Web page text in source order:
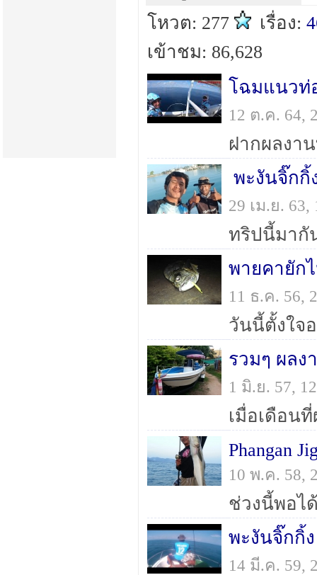
โหวต: 277 เรื่อง:
เข้าชม: 86,628
โฉมแนวท่
12 ต.ค. 64,
พะงันจิ๊กกิ้
29 เม.ย.
ทริปนี้มากั
พายคายัก
11 ธ.ค. 56,
รวมๆ ผลง
1 มิ.ย. 57,
Phangan
10 พ.ค. 58,
พะงันจิ๊กกิ้ง
14 มี.ค. 59,